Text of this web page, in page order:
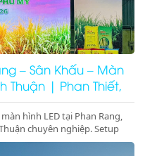
– Sân Khấu – Màn
Thuận | Phan Thiết,
hình LED tại Phan Rang,
chuyên nghiệp. Setup
giá tốt – thi công nhanh –